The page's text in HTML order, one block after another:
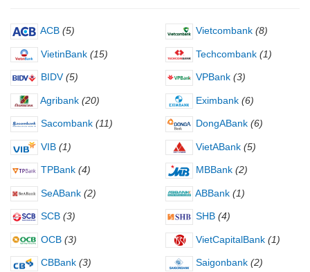
ACB (5) Vietcombank (8)
VietinBank (15) Techcombank (1)
BIDV (5) VPBank (3)
Agribank (20) Eximbank (6)
Sacombank (11) DongABank (6)
VIB (1) VietABank (5)
TPBank (4) MBBank (2)
SeABank (2) ABBank (1)
SCB (3) SHB (4)
OCB (3) VietCapitalBank (1)
CBBank (3) Saigonbank (2)